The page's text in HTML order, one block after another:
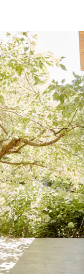
או לעיין בעזרת תנועות